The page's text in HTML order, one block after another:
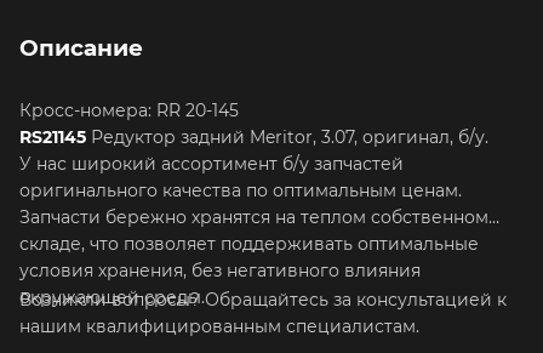
Описание
Кросс-номера: RR 20-145
RS21145 Редуктор задний Meritor, 3.07, оригинал, б/у.
У нас широкий ассортимент б/у запчастей
оригинального качества по оптимальным ценам.
Запчасти бережно хранятся на теплом собственном
складе, что позволяет поддерживать оптимальные
условия хранения, без негативного влияния
окружающей среды.
Возникли вопросы? Обращайтесь за консультацией к
нашим квалифицированным специалистам.